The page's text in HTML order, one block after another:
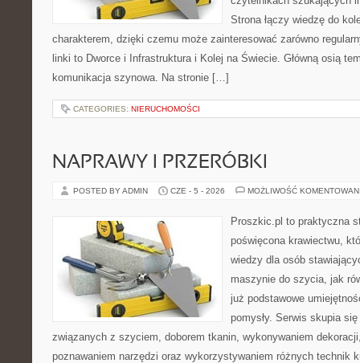
Strona łączy wiedzę do
charakterem, dzięki czemu może zainteresować zarówno
linki to Dworce i Infrastruktura i Kolej na Świecie. Główną osią
komunikacja szynowa. Na stronie […]
CATEGORIES: NIERUCHOMOŚCI
NAPRAWY I PRZERÓBKI
POSTED BY ADMIN CZE - 5 - 2026 MOŻLIWOŚĆ
Proszkic.pl to praktyczna
poświęcona krawiectwu,
wiedzy dla osób
maszynie do szycia, jak
już podstawowe
pomysły. Serwis skupia
związanych z szyciem, doborem tkanin, wykonywaniem
poznawaniem narzędzi oraz wykorzystywaniem różnych technik